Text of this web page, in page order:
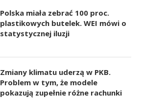
Polska miała zebrać 100 proc.
plastikowych butelek. WEI mówi o
statystycznej iluzji
Zmiany klimatu uderzą w PKB.
Problem w tym, że modele
pokazują zupełnie różne rachunki